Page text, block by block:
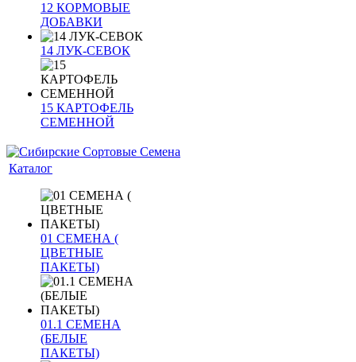
12 КОРМОВЫЕ
ДОБАВКИ
14 ЛУК-СЕВОК
15 КАРТОФЕЛЬ
СЕМЕННОЙ
Каталог
01 СЕМЕНА (
ЦВЕТНЫЕ
ПАКЕТЫ)
01.1 СЕМЕНА
(БЕЛЫЕ
ПАКЕТЫ)